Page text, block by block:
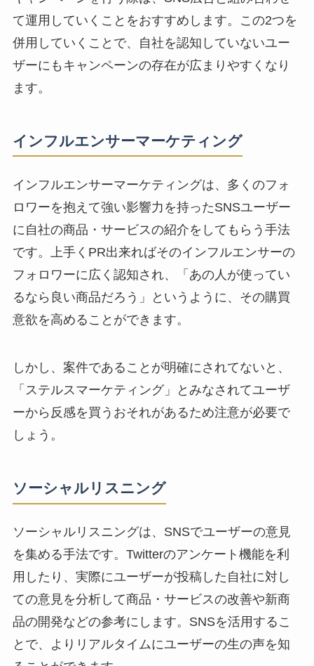
て運用していくことをおすすめします。
この2つを
併用していくことで、自社を認知していないユー
ザーにもキャンペーンの存在が広まりやすくなり
ます。
インフルエンサーマーケティング
インフルエンサーマーケティングは、多くのフォ
ロワーを抱えて強い影響力を持ったSNSユーザー
に自社の商品・サービスの紹介をしてもらう手法
です。 上手くPR出来ればそのインフルエンサーの
フォロワーに広く認知され、「あの人が使ってい
るなら良い商品だろう」というように、その購買
意欲を高めることができます。
しかし、案件であることが明確にされてないと、
「 ステルスマーケティング」とみなされてユーザ
ーから反感を買うおそれがあるため注意が必要で
しょう。
ソーシャルリスニング
ソーシャルリスニングは、SNSでユーザーの意見
を集める手法です。Twitterのアンケート機能を利
用したり、実際にユーザーが投稿した自社に対し
ての意見を分析して商品・サービスの改善や新商
品の開発などの参考にします。SNSを活用するこ
とで、
よりリアルタイムにユーザーの生の声を知